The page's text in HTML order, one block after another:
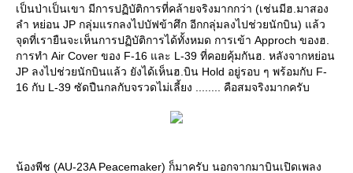
เป็นป่าเป็นเขา มีการปฏิบัติการที่คล้ายจริงมากกว่า (เช่นมีฮ.มาสอง
ลำ หย่อน JP กลุ่มแรกลงไปบัฟข้าศึก อีกกลุ่มลงไปช่วยนักบิน) แล้ว
จุดที่เรายืนจะเห็นการปฏิบัติการได้ทั้งหมด การเข้า Approch ของฮ.
การทำ Air Cover ของ F-16 และ L-39 ที่คอยคุ้มกันฮ. หลังจากหย่อน
JP ลงไปช่วยนักบินแล้ว ยังได้เห็นฮ.บิน Hold อยู่รอบ ๆ พร้อมกับ F-
16 กับ L-39 ซัดปืนกลกับจรวดไม่เลี้ยง ........ คือสมจริงมากครับ
น้องพีช (AU-23A Peacemaker) ก็มาครับ นอกจากมาบินเปิดเพลง